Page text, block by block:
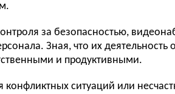
за безопасностью,
Зная, что их деятельность
и продуктивными.
ситуаций или